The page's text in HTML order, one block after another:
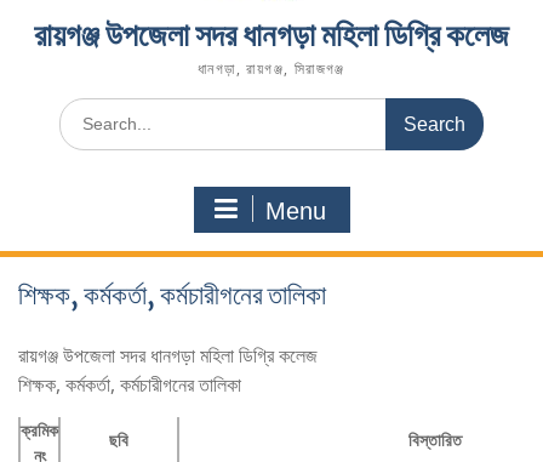
রায়গঞ্জ উপজেলা সদর ধানগড়া মহিলা ডিগ্রি কলেজ
ধানগড়া, রায়গঞ্জ, সিরাজগঞ্জ
Menu
শিক্ষক, কর্মকর্তা, কর্মচারীগনের তালিকা
রায়গঞ্জ উপজেলা সদর ধানগড়া মহিলা ডিগ্রি কলেজ
শিক্ষক, কর্মকর্তা, কর্মচারীগনের তালিকা
ক্রমিক
নং
ছবি বিস্তারিত